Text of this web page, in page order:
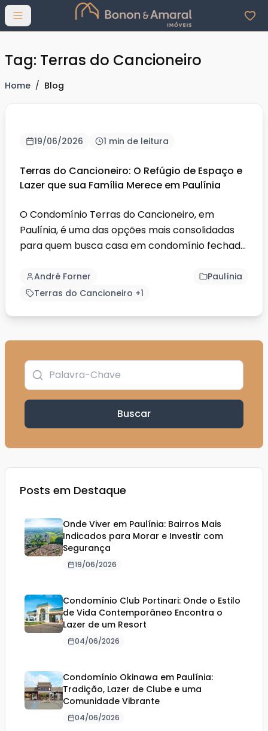
Abrir menu
Tag: Terras do Cancioneiro
Home / Blog
19/06/2026 1 min de leitura
Terras do Cancioneiro: O Refúgio de Espaço e
Lazer que sua Família Merece em Paulínia
O Condomínio Terras do Cancioneiro, em
Paulínia, é uma das opções mais consolidadas
para quem busca casa em condomínio fechado
André Forner
Paulínia
Terras do Cancioneiro +1
Buscar
Posts em Destaque
Onde Viver em Paulínia: Bairros Mais
Indicados para Morar e Investir com
Segurança
19/06/2026
Condomínio Club Portinari: Onde o Estilo
de Vida Contemporâneo Encontra o
Lazer de um Resort
04/06/2026
Condomínio Okinawa em Paulínia:
Tradição, Lazer de Clube e uma
Comunidade Vibrante
04/06/2026